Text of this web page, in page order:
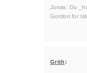
Jonas: Du
Gordon for
Grith :